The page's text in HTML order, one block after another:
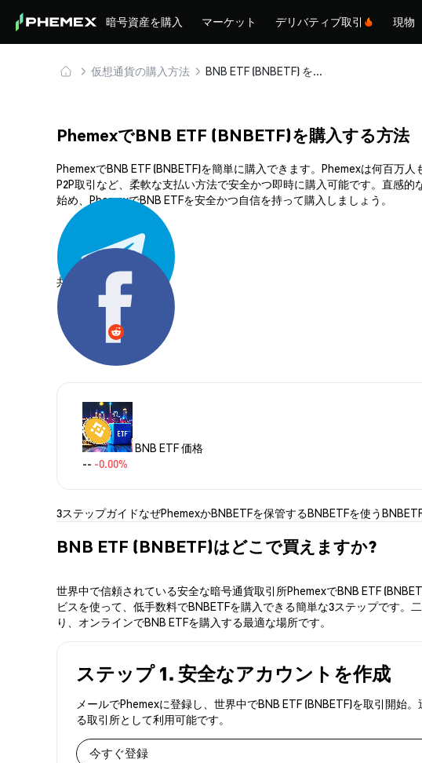
暗号資産を購入 マーケット デリバティブ取引 現物
仮想通貨の購入方法 BNB ETF (BNBETF) を安全に購入・保管
PhemexでBNB ETF (BNBETF)を購入する方法
PhemexでBNB ETF (BNBETF)を簡単に購入できます。Phemexは何百万
P2P取引など、柔軟な支払い方法で安全かつ即時に購入可能です。直感
始め、PhemexでBNB ETFを安全かつ自信を持って購入しましょう。
共有する:
BNB ETF 価格
-- -0.00%
3ステップガイドなぜPhemexかBNBETFを保管するBNBETFを使う
BNB ETF (BNBETF)はどこで買えますか?
世界中で信頼されている安全な暗号通貨取引所PhemexでBNB ETF
ビスを使って、低手数料でBNBETFを購入できる簡単な3ステップです。
り、オンラインでBNB ETFを購入する最適な場所です。
ステップ 1. 安全なアカウントを作成
メールでPhemexに登録し、世界中でBNB ETF (BNBETF)を取引開始
る取引所として利用可能です。
今すぐ登録